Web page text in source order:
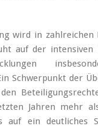
wird in zahlreichen
auf der intensiven
Schwerpunkt der
Jahren mehr
auf ein deutliches